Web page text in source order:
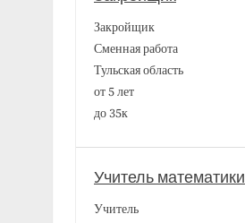
Закройщик
Сменная работа
Тульская область
от 5 лет
до 35к
Учитель математики
Учитель